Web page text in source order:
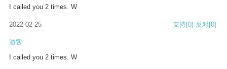
I called you 2 times. W
2022-02-25 支持[0] 反对[0]
游客
I called you 2 times. W